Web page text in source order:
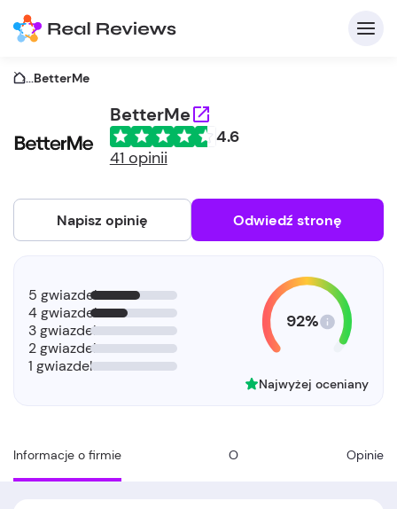
...BetterMe
BetterMe
4.6
41 opinii
Napisz opinię Odwiedź stronę
Informacje o firmie O Opinie
5 gwiazdek
4 gwiazdek
3 gwiazdek
2 gwiazdek
1 gwiazdek
92%
Najwyżej oceniany